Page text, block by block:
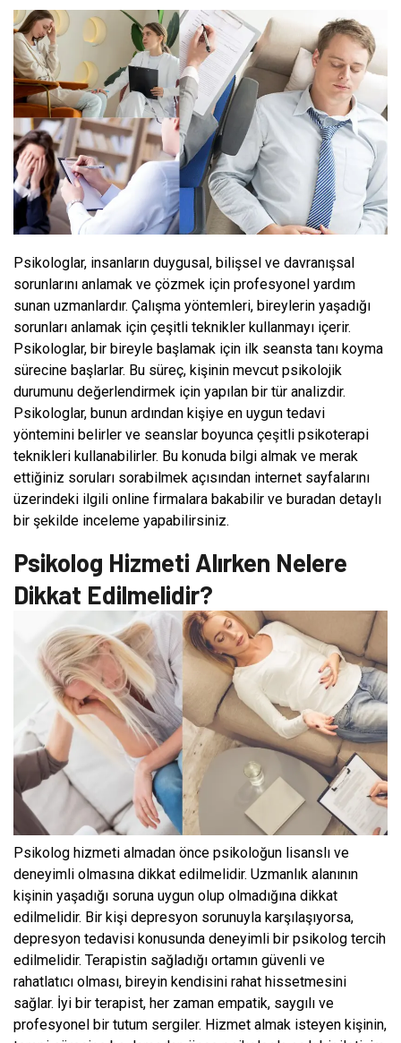
Psikologlar, insanların duygusal, bilişsel ve davranışsal
sorunlarını anlamak ve çözmek için profesyonel yardım
sunan uzmanlardır. Çalışma yöntemleri, bireylerin yaşadığı
sorunları anlamak için çeşitli teknikler kullanmayı içerir.
Psikologlar, bir bireyle başlamak için ilk seansta tanı koyma
sürecine başlarlar. Bu süreç, kişinin mevcut psikolojik
durumunu değerlendirmek için yapılan bir tür analizdir.
Psikologlar, bunun ardından kişiye en uygun tedavi
yöntemini belirler ve seanslar boyunca çeşitli psikoterapi
teknikleri kullanabilirler. Bu konuda bilgi almak ve merak
ettiğiniz soruları sorabilmek açısından internet sayfalarını
üzerindeki ilgili online firmalara bakabilir ve buradan detaylı
bir şekilde inceleme yapabilirsiniz.
Psikolog Hizmeti Alırken Nelere
Dikkat Edilmelidir?
Psikolog hizmeti almadan önce psikoloğun lisanslı ve
deneyimli olmasına dikkat edilmelidir. Uzmanlık alanının
kişinin yaşadığı soruna uygun olup olmadığına dikkat
edilmelidir. Bir kişi depresyon sorunuyla karşılaşıyorsa,
depresyon tedavisi konusunda deneyimli bir psikolog tercih
edilmelidir. Terapistin sağladığı ortamın güvenli ve
rahatlatıcı olması, bireyin kendisini rahat hissetmesini
sağlar. İyi bir terapist, her zaman empatik, saygılı ve
profesyonel bir tutum sergiler. Hizmet almak isteyen kişinin,